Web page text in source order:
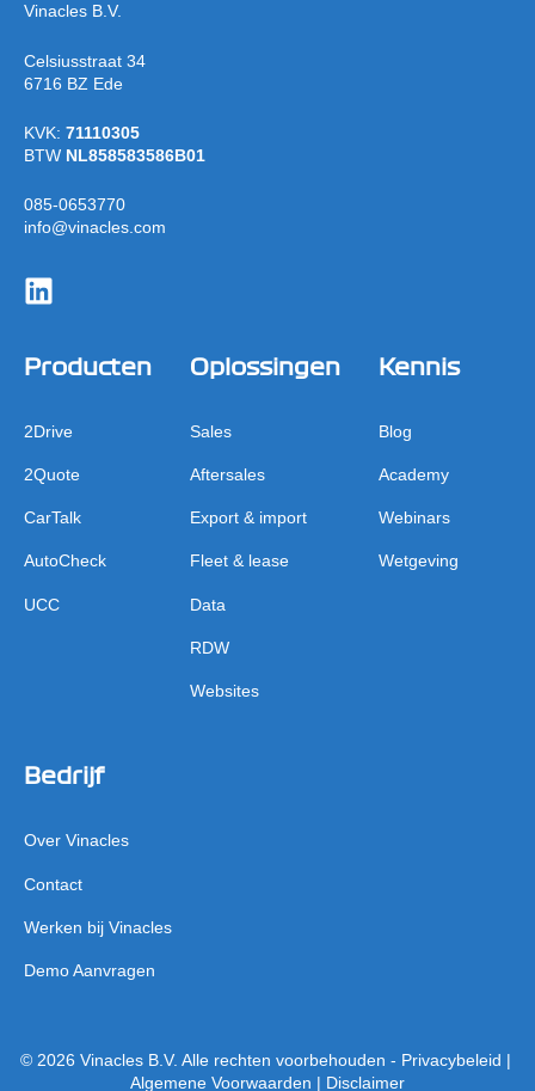
Vinacles B.V.
Celsiusstraat 34
6716 BZ Ede
KVK: 71110305
BTW NL858583586B01
085-0653770
info@vinacles.com
Producten
2Drive
2Quote
CarTalk
AutoCheck
UCC
Oplossingen
Sales
Aftersales
Export & import
Fleet & lease
Data
RDW
Websites
Kennis
Blog
Academy
Webinars
Wetgeving
Bedrijf
Over Vinacles
Contact
Werken bij Vinacles
Demo Aanvragen
© 2026 Vinacles B.V. Alle rechten voorbehouden - Privacybeleid |
Algemene Voorwaarden | Disclaimer